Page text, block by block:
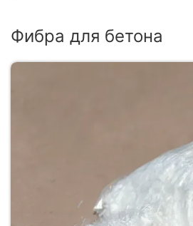
Фибра для бетона